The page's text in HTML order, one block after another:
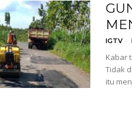
IGTV -
Kabar
Tidak
itu